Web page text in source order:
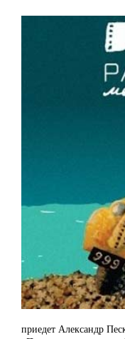
приедет Александр